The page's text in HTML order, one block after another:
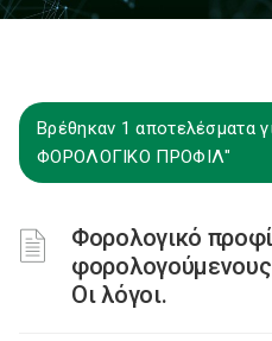
Βρέθηκαν 1 αποτελέσματα
ΦΟΡΟΛΟΓΙΚΟ ΠΡΟΦΙΛ"
Φορολογικό
Οι λόγοι.